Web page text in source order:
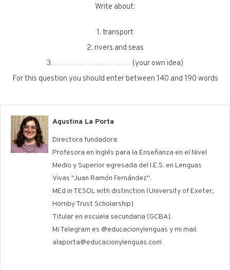
Write about:
1. transport
2. rivers and seas
3. ………………………… (your own idea)
For this question you should enter between 140 and 190 words
Agustina La Porta
Directora fundadora
Profesora en Inglés para la Enseñanza en el Nivel
Medio y Superior egresada del I.E.S. en Lenguas
Vivas "Juan Ramón Fernández".
MEd in TESOL with distinction (University of Exeter,
Hornby Trust Scholarship)
Titular en escuela secundaria (GCBA).
Mi Telegram es @educacionylenguas y mi mail:
alaporta@educacionylenguas.com